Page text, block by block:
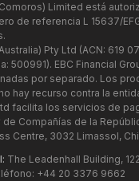
Limited está
de referencia L 15637/
Pty Ltd (ACN:
500991). EBC Financial
por separado. Los
hay recurso contra la
facilita los servicios de
Compañías de la
Centre, 3032 Limassol,
The Leadenhall Building,
+44 20 3376 9662